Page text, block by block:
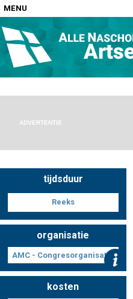
MENU
Home
Nascholingen op locatie
Nascholingen online (elearning)
Nascholingen op aanvraag (in-
ADVERTENTIE
tijdsduur
Reeks
organisatie
AMC - Congresorganisatie
kosten